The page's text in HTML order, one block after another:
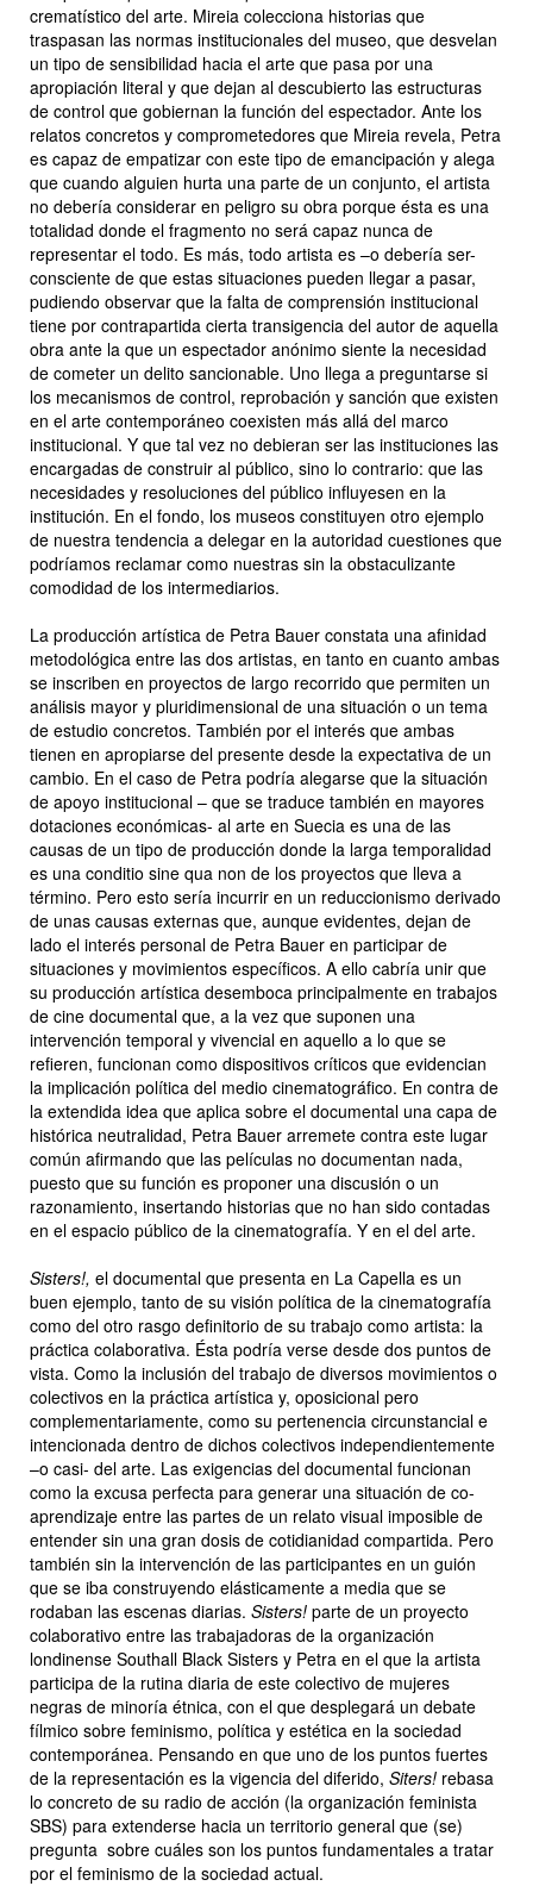
crematístico del arte. Mireia colecciona historias que
traspasan las normas institucionales del museo, que desvelan
un tipo de sensibilidad hacia el arte que pasa por una
apropiación literal y que dejan al descubierto las estructuras
de control que gobiernan la función del espectador. Ante los
relatos concretos y comprometedores que Mireia revela, Petra
es capaz de empatizar con este tipo de emancipación y alega
que cuando alguien hurta una parte de un conjunto, el artista
no debería considerar en peligro su obra porque ésta es una
totalidad donde el fragmento no será capaz nunca de
representar el todo. Es más, todo artista es –o debería ser-
consciente de que estas situaciones pueden llegar a pasar,
pudiendo observar que la falta de comprensión institucional
tiene por contrapartida cierta transigencia del autor de aquella
obra ante la que un espectador anónimo siente la necesidad
de cometer un delito sancionable. Uno llega a preguntarse si
los mecanismos de control, reprobación y sanción que existen
en el arte contemporáneo coexisten más allá del marco
institucional. Y que tal vez no debieran ser las instituciones las
encargadas de construir al público, sino lo contrario: que las
necesidades y resoluciones del público influyesen en la
institución. En el fondo, los museos constituyen otro ejemplo
de nuestra tendencia a delegar en la autoridad cuestiones que
podríamos reclamar como nuestras sin la obstaculizante
comodidad de los intermediarios.
La producción artística de Petra Bauer constata una afinidad
metodológica entre las dos artistas, en tanto en cuanto ambas
se inscriben en proyectos de largo recorrido que permiten un
análisis mayor y pluridimensional de una situación o un tema
de estudio concretos. También por el interés que ambas
tienen en apropiarse del presente desde la expectativa de un
cambio. En el caso de Petra podría alegarse que la situación
de apoyo institucional – que se traduce también en mayores
dotaciones económicas- al arte en Suecia es una de las
causas de un tipo de producción donde la larga temporalidad
es una conditio sine qua non de los proyectos que lleva a
término. Pero esto sería incurrir en un reduccionismo derivado
de unas causas externas que, aunque evidentes, dejan de
lado el interés personal de Petra Bauer en participar de
situaciones y movimientos específicos. A ello cabría unir que
su producción artística desemboca principalmente en trabajos
de cine documental que, a la vez que suponen una
intervención temporal y vivencial en aquello a lo que se
refieren, funcionan como dispositivos críticos que evidencian
la implicación política del medio cinematográfico. En contra de
la extendida idea que aplica sobre el documental una capa de
histórica neutralidad, Petra Bauer arremete contra este lugar
común afirmando que las películas no documentan nada,
puesto que su función es proponer una discusión o un
razonamiento, insertando historias que no han sido contadas
en el espacio público de la cinematografía. Y en el del arte.
Sisters!, el documental que presenta en La Capella es un
buen ejemplo, tanto de su visión política de la cinematografía
como del otro rasgo definitorio de su trabajo como artista: la
práctica colaborativa. Ésta podría verse desde dos puntos de
vista. Como la inclusión del trabajo de diversos movimientos o
colectivos en la práctica artística y, oposicional pero
complementariamente, como su pertenencia circunstancial e
intencionada dentro de dichos colectivos independientemente
–o casi- del arte. Las exigencias del documental funcionan
como la excusa perfecta para generar una situación de co-
aprendizaje entre las partes de un relato visual imposible de
entender sin una gran dosis de cotidianidad compartida. Pero
también sin la intervención de las participantes en un guión
que se iba construyendo elásticamente a media que se
rodaban las escenas diarias. Sisters! parte de un proyecto
colaborativo entre las trabajadoras de la organización
londinense Southall Black Sisters y Petra en el que la artista
participa de la rutina diaria de este colectivo de mujeres
negras de minoría étnica, con el que desplegará un debate
fílmico sobre feminismo, política y estética en la sociedad
contemporánea. Pensando en que uno de los puntos fuertes
de la representación es la vigencia del diferido, Siters! rebasa
lo concreto de su radio de acción (la organización feminista
SBS) para extenderse hacia un territorio general que (se)
pregunta sobre cuáles son los puntos fundamentales a tratar
por el feminismo de la sociedad actual.